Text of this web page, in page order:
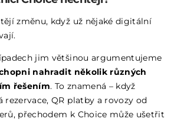
změnu, když už nějaké digitální
jim většinou argumentujeme
nahradit několik různých
řešením. To znamená – když
rezervace, QR platby a rovozy od
přechodem k Choice může ušetřit